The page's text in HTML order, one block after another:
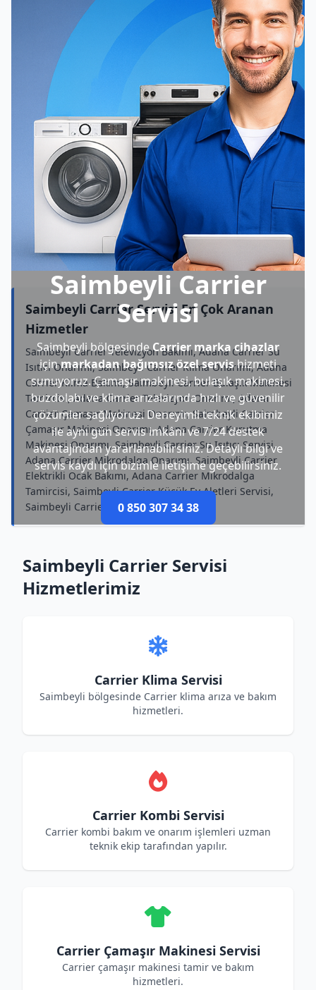
Saimbeyli Carrier
Servisi
Saimbeyli bölgesindeCarrier marka cihazlar
içinmarkadan bağımsız özel servishizmeti
sunuyoruz. Çamaşır makinesi, bulaşık makinesi,
buzdolabı ve klima arızalarında hızlı ve güvenilir
çözümler sağlıyoruz. Deneyimli teknik ekibimiz
ile aynı gün servis imkânı ve 7/24 destek
avantajından yararlanabilirsiniz. Detaylı bilgi ve
servis kaydı için bizimle iletişime geçebilirsiniz.
0 850 307 34 38
Saimbeyli Carrier Servisi En Çok Aranan
Hizmetler
Saimbeyli Carrier Televizyon Bakımı, Adana Carrier Su
Isıtıcı Onarımı, Saimbeyli Carrier Klima Onarımı, Adana
Carrier Klima Bakımı, Saimbeyli Carrier Bulaşık Makinesi
Tamircisi, Adana Carrier Televizyon Onarımı, Adana
Carrier Çamaşır Makinesi Onarımı, Saimbeyli Carrier
Çamaşır Makinesi Onarımı, Adana Carrier Kurutma
Makinesi Onarımı, Saimbeyli Carrier Su Isıtıcı Servisi,
Adana Carrier Mikrodalga Onarımı, Saimbeyli Carrier
Elektrikli Ocak Bakımı, Adana Carrier Mikrodalga
Tamircisi, Saimbeyli Carrier Küçük Ev Aletleri Servisi,
Saimbeyli Carrier Kombi Tamircisi
Saimbeyli Carrier Servisi
Hizmetlerimiz
Carrier Klima Servisi
Saimbeyli bölgesinde Carrier klima arıza ve bakım
hizmetleri.
Carrier Kombi Servisi
Carrier kombi bakım ve onarım işlemleri uzman
teknik ekip tarafından yapılır.
Carrier Çamaşır Makinesi Servisi
Carrier çamaşır makinesi tamir ve bakım
hizmetleri.